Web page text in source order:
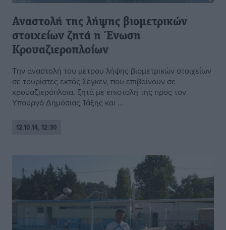
Αναστολή της λήψης βιομετρικών
στοιχείων ζητά η Ένωση
Κρουαζιεροπλοίων
Την αναστολή του μέτρου λήψης βιομετρικών στοιχείων
σε τουρίστες εκτός Σέγκεν, που επιβαίνουν σε
κρουαζιερόπλοια, ζητά με επιστολή της προς τον
Υπουργό Δημόσιας Τάξης και ...
12.10.14, 12:30